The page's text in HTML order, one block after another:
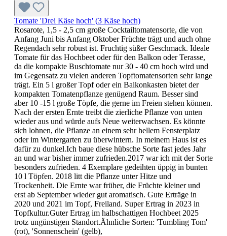
Tomate 'Drei Käse hoch' (3 Käse hoch)
Rosarote, 1,5 - 2,5 cm große Cocktailtomatensorte, die von
Anfang Juni bis Anfang Oktober Früchte trägt und auch ohne
Regendach sehr robust ist. Fruchtig süßer Geschmack. Ideale
Tomate für das Hochbeet oder für den Balkon oder Terasse,
da die kompakte Buschtomate nur 30 - 40 cm hoch wird und
im Gegensatz zu vielen anderen Topftomatensorten sehr lange
trägt. Ein 5 l großer Topf oder ein Balkonkasten bietet der
kompakten Tomatenpflanze genügend Raum. Besser sind
aber 10 -15 l große Töpfe, die gerne im Freien stehen können.
Nach der ersten Ernte treibt die zierliche Pflanze von unten
wieder aus und würde aufs Neue weiterwachsen. Es könnte
sich lohnen, die Pflanze an einem sehr hellem Fensterplatz
oder im Wintergarten zu überwintern. In meinem Haus ist es
dafür zu dunkel.Ich baue diese hübsche Sorte fast jedes Jahr
an und war bisher immer zufrieden.2017 war ich mit der Sorte
besonders zufrieden. 4 Exemplare gedeihten üppig in bunten
10 l Töpfen. 2018 litt die Pflanze unter Hitze und
Trockenheit. Die Ernte war früher, die Früchte kleiner und
erst ab September wieder gut aromatisch. Gute Erträge in
2020 und 2021 im Topf, Freiland. Super Ertrag in 2023 in
Topfkultur.Guter Ertrag im halbschattigen Hochbeet 2025
trotz ungünstigen Standort.Ähnliche Sorten: 'Tumbling Tom'
(rot), 'Sonnenschein' (gelb),